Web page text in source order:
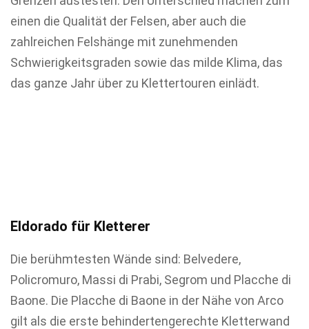
einen die Qualität der Felsen, aber auch die
zahlreichen Felshänge mit zunehmenden
Schwierigkeitsgraden sowie das milde Klima, das
das ganze Jahr über zu Klettertouren einlädt.
Eldorado für Kletterer
Die berühmtesten Wände sind: Belvedere,
Policromuro, Massi di Prabi, Segrom und Placche di
Baone. Die Placche di Baone in der Nähe von Arco
gilt als die erste behindertengerechte Kletterwand